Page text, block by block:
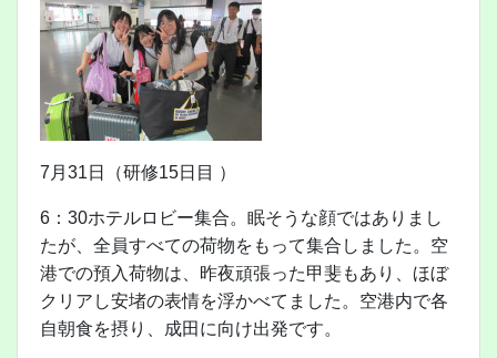
7月31日（研修15日目 ）
6：30ホテルロビー集合。眠そうな顔ではありまし
たが、全員すべての荷物をもって集合しました。空
港での預入荷物は、昨夜頑張った甲斐もあり、ほぼ
クリアし安堵の表情を浮かべてました。空港内で各
自朝食を摂り、成田に向け出発です。